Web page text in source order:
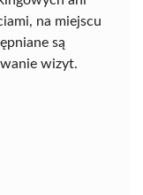
na miejscu
są
wizyt.